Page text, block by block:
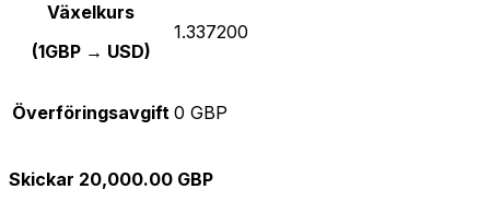
Växelkurs
(1GBP → USD)
1.337200
Överföringsavgift 0 GBP
Skickar 20,000.00 GBP